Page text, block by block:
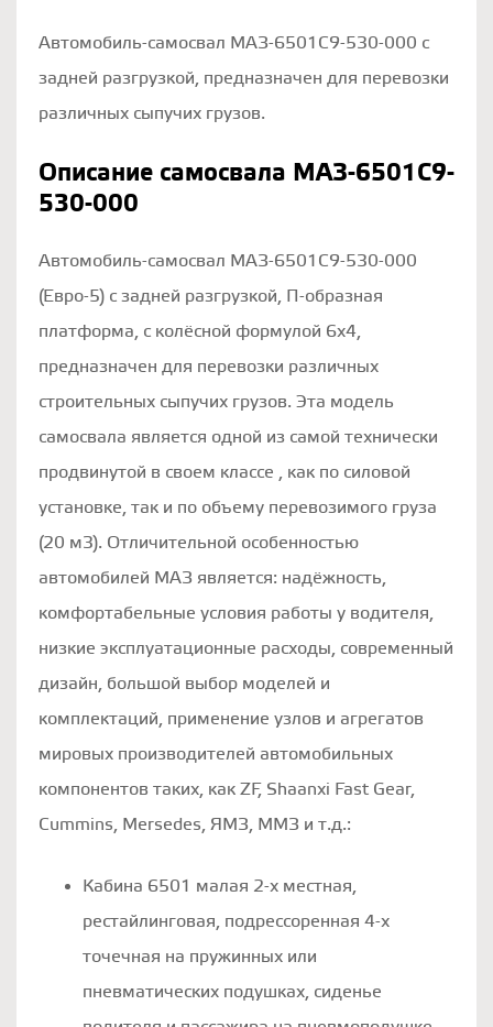
Автомобиль-самосвал МАЗ-6501С9-530-000 с
задней разгрузкой, предназначен для перевозки
различных сыпучих грузов.
Описание самосвала МАЗ-6501С9-
530-000
Автомобиль-самосвал МАЗ-6501С9-530-000
(Евро-5) с задней разгрузкой, П-образная
платформа, с колёсной формулой 6х4,
предназначен для перевозки различных
строительных сыпучих грузов. Эта модель
самосвала является одной из самой технически
продвинутой в своем классе , как по силовой
установке, так и по объему перевозимого груза
(20 м3). Отличительной особенностью
автомобилей МАЗ является: надёжность,
комфортабельные условия работы у водителя,
низкие эксплуатационные расходы, современный
дизайн, большой выбор моделей и
комплектаций, применение узлов и агрегатов
мировых производителей автомобильных
компонентов таких, как ZF, Shaanxi Fast Gear,
Cummins, Mersedes, ЯМЗ, ММЗ и т.д.:
Кабина 6501 малая 2-х местная,
рестайлинговая, подрессоренная 4-х
точечная на пружинных или
пневматических подушках, сиденье